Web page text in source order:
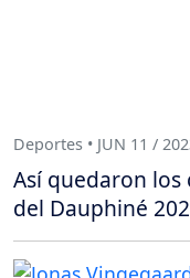
Deportes • JUN 11 /
Así quedaron
del Dauphiné